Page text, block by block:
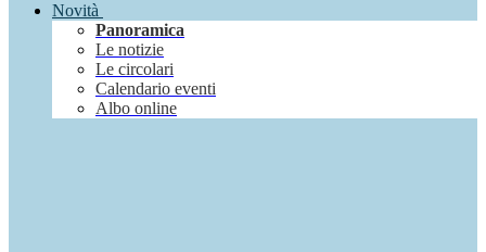
Novità
Panoramica
Le notizie
Le circolari
Calendario eventi
Albo online